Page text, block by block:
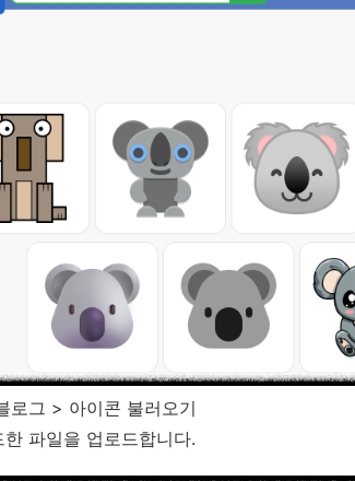
로그 > 아이콘 불러오기
한 파일을 업로드합니다.